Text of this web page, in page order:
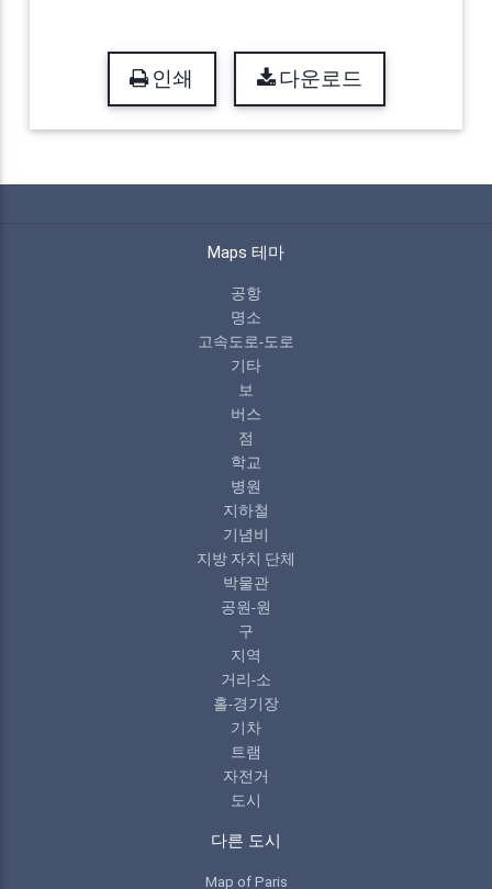
인쇄 다운로드
Maps 테마
공항
명소
고속도로-도로
기타
보
버스
점
학교
병원
지하철
기념비
지방 자치 단체
박물관
공원-원
구
지역
거리-소
홀-경기장
기차
트램
자전거
도시
다른 도시
Map of Paris